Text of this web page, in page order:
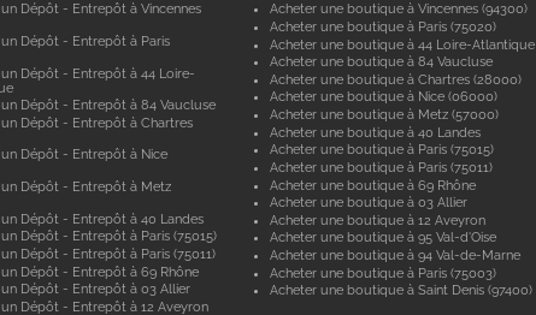
Dépôt - Entrepôt à Vincennes
Dépôt - Entrepôt à Paris
Dépôt - Entrepôt à 44 Loire-
Dépôt - Entrepôt à 84 Vaucluse
Dépôt - Entrepôt à Chartres
Dépôt - Entrepôt à Nice
un Dépôt - Entrepôt à Metz
Dépôt - Entrepôt à 40 Landes
Dépôt - Entrepôt à Paris (75015)
Dépôt - Entrepôt à Paris (75011)
Dépôt - Entrepôt à 69 Rhône
Dépôt - Entrepôt à 03 Allier
Dépôt - Entrepôt à 12 Aveyron
Acheter une boutique à Vincennes (94300)
Acheter une boutique à Paris (75020)
Acheter une boutique à 44 Loire-Atlantique
Acheter une boutique à 84 Vaucluse
Acheter une boutique à Chartres (28000)
Acheter une boutique à Nice (06000)
Acheter une boutique à Metz (57000)
Acheter une boutique à 40 Landes
Acheter une boutique à Paris (75015)
Acheter une boutique à Paris (75011)
Acheter une boutique à 69 Rhône
Acheter une boutique à 03 Allier
Acheter une boutique à 12 Aveyron
Acheter une boutique à 95 Val-d'Oise
Acheter une boutique à 94 Val-de-Marne
Acheter une boutique à Paris (75003)
Acheter une boutique à Saint Denis (97400)